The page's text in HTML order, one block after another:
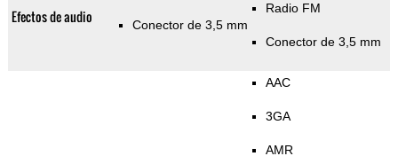
Efectos de audio Conector de 3,5 mm
Radio FM
Conector de 3,5 mm
AAC
3GA
AMR